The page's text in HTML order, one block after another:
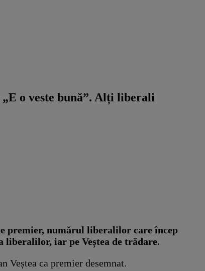
o veste bună”. Alți liberali
premier, numărul liberalilor care încep
liberalilor, iar pe Veștea de trădare.
ca premier desemnat.